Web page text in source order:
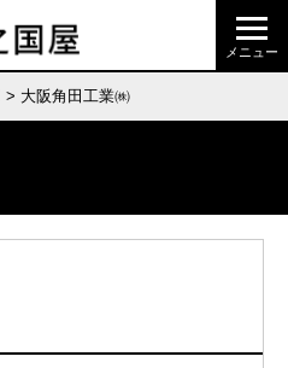
> 大阪角田工業㈱